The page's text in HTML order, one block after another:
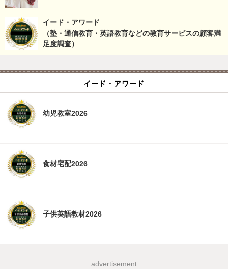
イード・アワード
（塾・通信教育・英語教育などの教育サービスの顧客満
足度調査）
イード・アワード
幼児教室2026
食材宅配2026
子供英語教材2026
advertisement